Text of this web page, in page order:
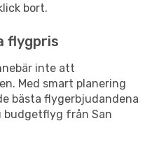
bort.
flygpris
inte att
Med smart planering
bästa flygerbjudandena
budgetflyg från San